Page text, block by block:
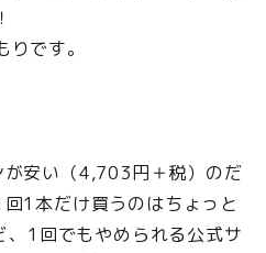
です。
安い（4,703円＋税）のだ
1本だけ買うのはちょっと
1回でもやめられる公式サ